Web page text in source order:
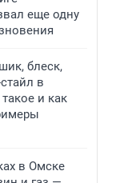
еще одну
блеск,
в
и как
в Омске